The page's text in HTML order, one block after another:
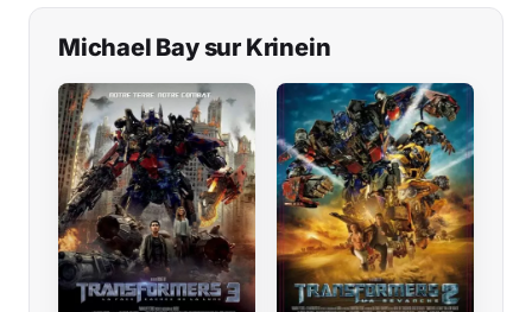
Michael Bay sur Krinein